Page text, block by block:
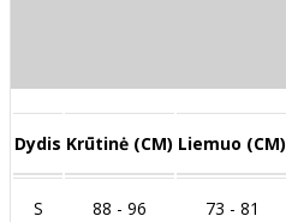
Dydis Krūtinė (CM) Liemuo (CM)
S 88 - 96 73 - 81